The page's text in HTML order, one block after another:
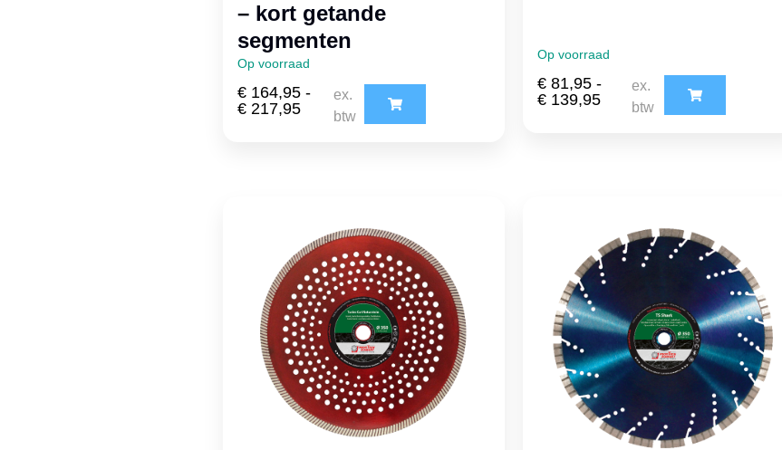
– kort getande
segmenten
Op voorraad
€ 164,95 -
€ 217,95
ex.
btw
Op voorraad
€ 81,95 -
€ 139,95
ex.
btw